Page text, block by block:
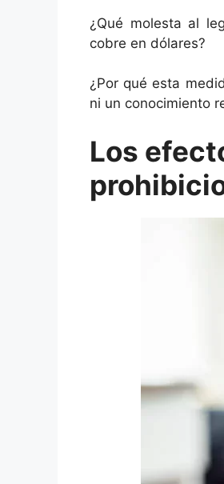
¿Qué molesta al
cobre en dólares?
¿Por qué esta
ni un conocimiento
Los